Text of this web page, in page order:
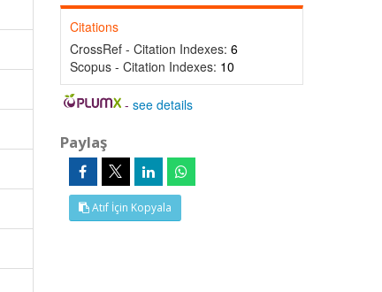
Citations
CrossRef - Citation Indexes: 6
Scopus - Citation Indexes: 10
-see details
Paylaş
Atıf İçin Kopyala